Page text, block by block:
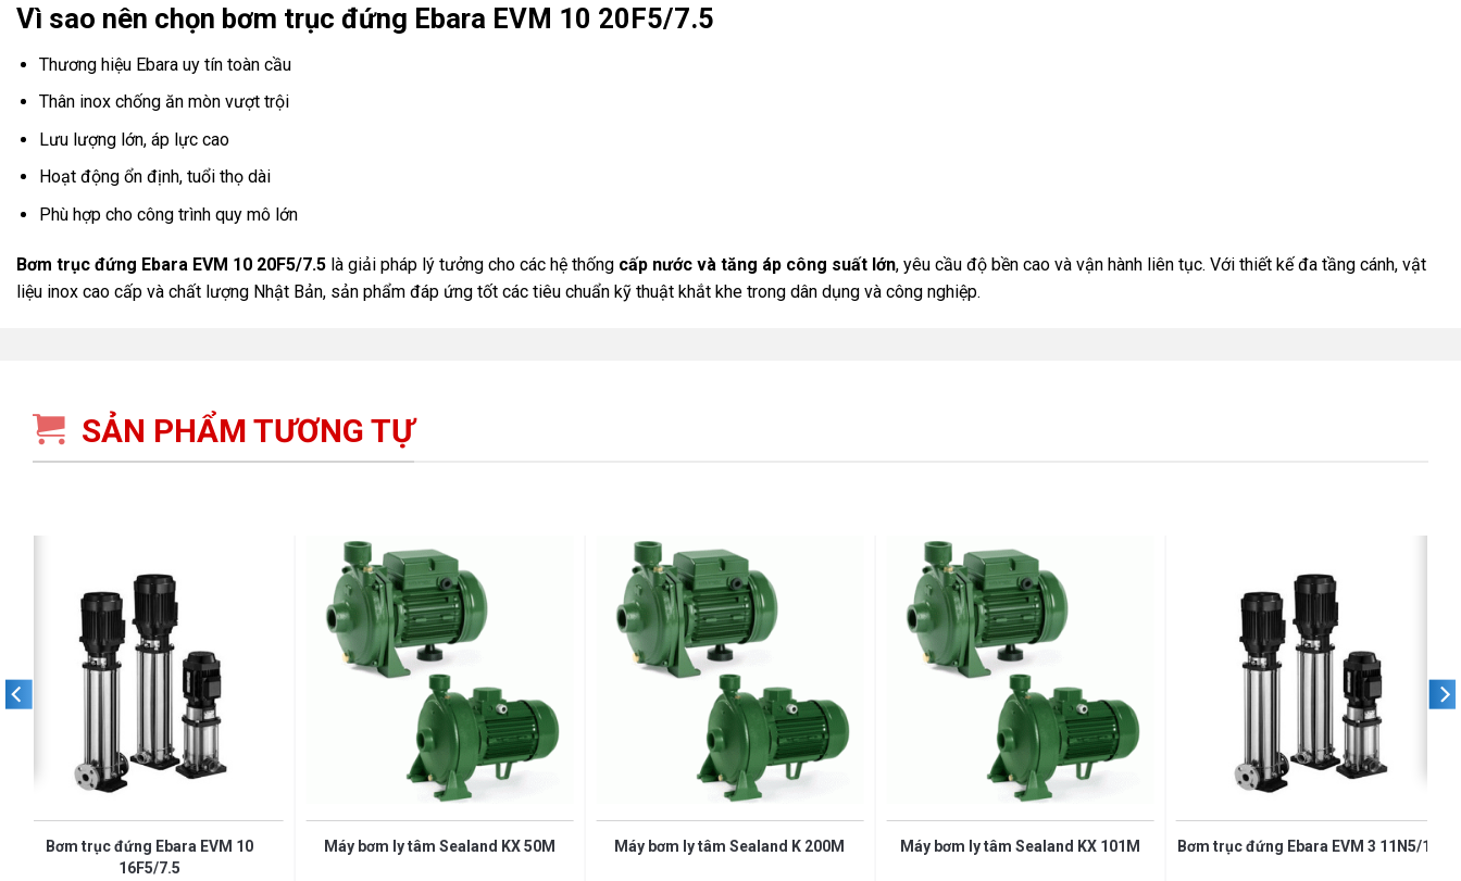
Vì sao nên chọn bơm trục đứng Ebara EVM 10 20F5/7.5
Thương hiệu Ebara uy tín toàn cầu
Thân inox chống ăn mòn vượt trội
Lưu lượng lớn, áp lực cao
Hoạt động ổn định, tuổi thọ dài
Phù hợp cho công trình quy mô lớn
Bơm trục đứng Ebara EVM 10 20F5/7.5 là giải pháp lý tưởng cho các hệ thống cấp nước và tăng áp công suất lớn, yêu cầu độ bền cao và vận hành liên tục. Với thiết kế đa tầng cánh, vật
liệu inox cao cấp và chất lượng Nhật Bản, sản phẩm đáp ứng tốt các tiêu chuẩn kỹ thuật khắt khe trong dân dụng và công nghiệp.
SẢN PHẨM TƯƠNG TỰ
Bơm trục đứng Ebara EVM 10
16F5/7.5
Máy bơm ly tâm Sealand KX 50M Máy bơm ly tâm Sealand K 200M Máy bơm ly tâm Sealand KX 101M Bơm trục đứng Ebara EVM 3 11N5/1.1